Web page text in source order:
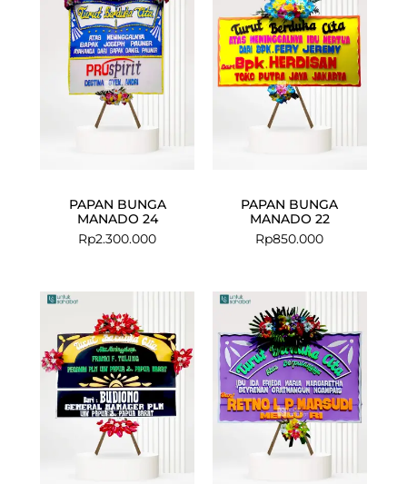
PAPAN BUNGA
MANADO 24
Rp2.300.000
PAPAN BUNGA
MANADO 22
Rp850.000